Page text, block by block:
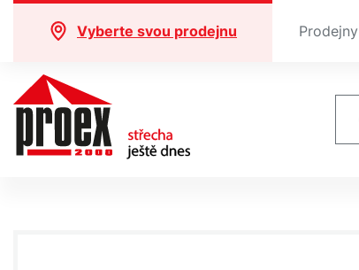
Vyberte svou prodejnu Prodejny